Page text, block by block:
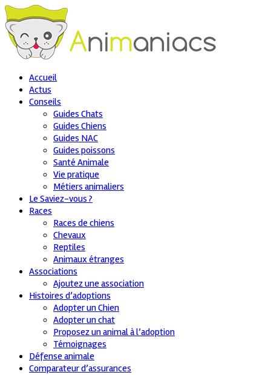
Accueil
Actus
Conseils
Guides Chats
Guides Chiens
Guides NAC
Guides poissons
Santé Animale
Vie pratique
Métiers animaliers
Le Saviez-vous ?
Races
Races de chiens
Chevaux
Reptiles
Animaux étranges
Associations
Ajoutez une association
Histoires d’adoptions
Adopter un Chien
Adopter un chat
Proposez un animal à l’adoption
Témoignages
Défense animale
Comparateur d’assurances